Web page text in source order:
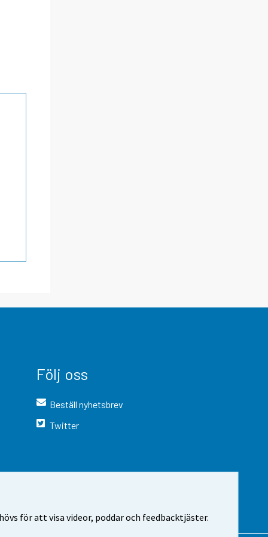
för att visa videor, poddar och feedbacktjäster.
Följ oss
Beställ nyhetsbrev
Twitter